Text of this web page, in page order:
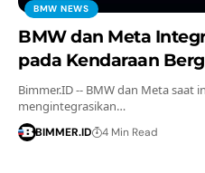
BMW NEWS
BMW dan Meta
pada Kendaraan
Bimmer.ID -- BMW dan Meta saat
mengintegrasikan…
BIMMER.ID 4 Min Read